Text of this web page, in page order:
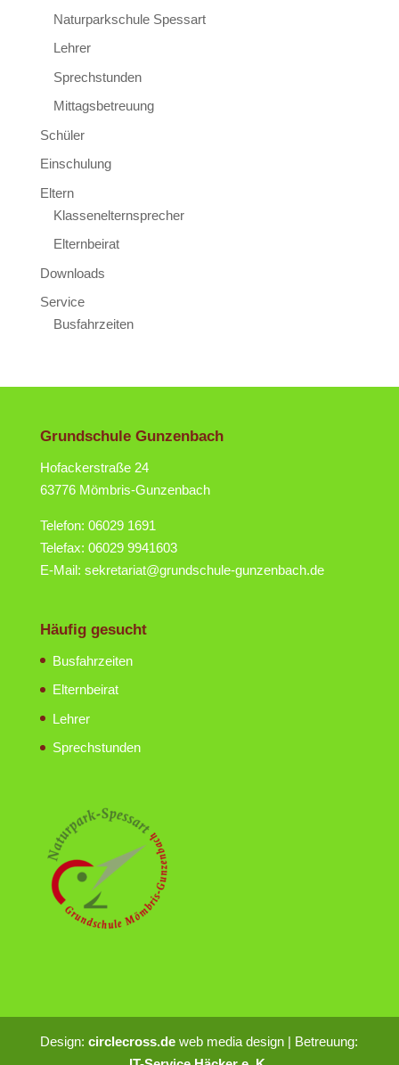
Naturparkschule Spessart
Lehrer
Sprechstunden
Mittagsbetreuung
Schüler
Einschulung
Eltern
Klassenelternsprecher
Elternbeirat
Downloads
Service
Busfahrzeiten
Grundschule Gunzenbach
Hofackerstraße 24
63776 Mömbris-Gunzenbach
Telefon: 06029 1691
Telefax: 06029 9941603
E-Mail: sekretariat@grundschule-gunzenbach.de
Häufig gesucht
Busfahrzeiten
Elternbeirat
Lehrer
Sprechstunden
Design:circlecross.de web media design | Betreuung: